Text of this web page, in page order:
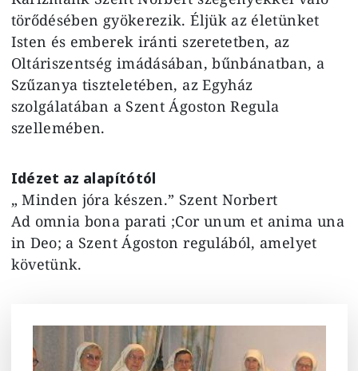
törődésében gyökerezik. Éljük az életünket
Isten és emberek iránti szeretetben, az
Oltáriszentség imádásában, bűnbánatban, a
Szűzanya tiszteletében, az Egyház
szolgálatában a Szent Ágoston Regula
szellemében.
Idézet az alapítótól
„ Minden jóra készen.” Szent Norbert
Ad omnia bona parati ;Cor unum et anima una
in Deo; a Szent Ágoston regulából, amelyet
követünk.